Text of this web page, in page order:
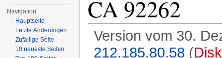
CA 92262
Version vom 30.
212.185.80.58 (
Navigation
Hauptseite
Letzte Änderungen
Zufällige Seite
10 neueste Seiten